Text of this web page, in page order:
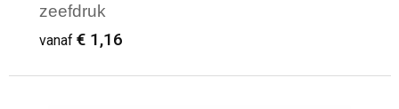
zeefdruk
vanaf € 1,16